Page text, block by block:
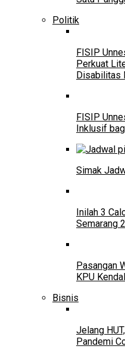
Politik
FISIP
Perkuat
Disabilitas
FISIP
Inklusif
Simak
Inilah 3
Semarang
Pasangan
KPU Kendal
Bisnis
Jelang
Pandemi